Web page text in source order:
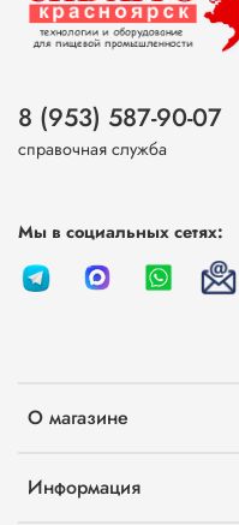
О магазине
Информация
8 (953) 587-90-07
справочная служба
Мы в социальных сетях: